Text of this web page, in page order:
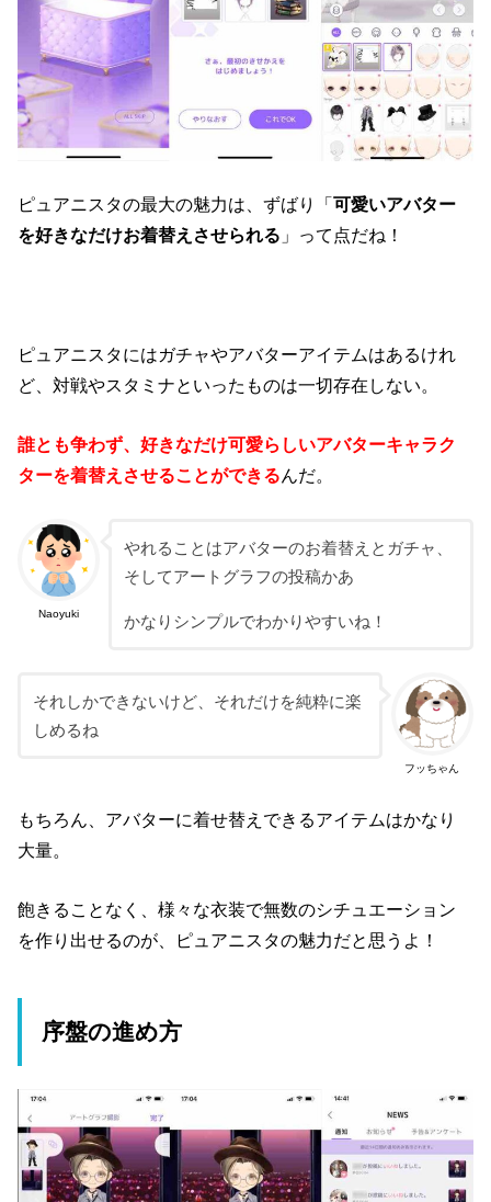
ピュアニスタの最大の魅力は、ずばり「可愛いアバター
を好きなだけお着替えさせられる 」って点だね！
ピュアニスタにはガチャやアバターアイテムはあるけれ
ど、対戦やスタミナといったものは一切存在しない。
誰とも争わず、好きなだけ可愛らしいアバターキャラク
ターを着替えさせることができるんだ。
Naoyuki
やれることはアバターのお着替えとガチャ、
そしてアートグラフの投稿かあ
かなりシンプルでわかりやすいね！
フッちゃん
それしかできないけど、それだけを純粋に楽
しめるね
もちろん、アバターに着せ替えできるアイテムはかなり
大量。
飽きることなく、様々な衣装で無数のシチュエーション
を作り出せるのが、ピュアニスタの魅力だと思うよ！
序盤の進め方